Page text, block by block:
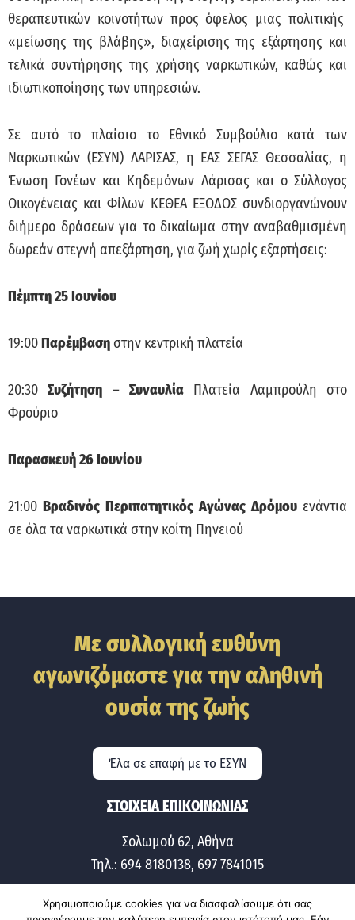
θεραπευτικών κοινοτήτων προς όφελος μιας πολιτικής
«μείωσης της βλάβης», διαχείρισης της εξάρτησης και
τελικά συντήρησης της χρήσης ναρκωτικών, καθώς και
ιδιωτικοποίησης των υπηρεσιών.
Σε αυτό το πλαίσιο το Εθνικό Συμβούλιο κατά των
Ναρκωτικών (ΕΣΥΝ) ΛΑΡΙΣΑΣ, η ΕΑΣ ΣΕΓΑΣ Θεσσαλίας, η
Ένωση Γονέων και Κηδεμόνων Λάρισας και ο Σύλλογος
Οικογένειας και Φίλων ΚΕΘΕΑ ΕΞΟΔΟΣ συνδιοργανώνουν
διήμερο δράσεων για το δικαίωμα στην αναβαθμισμένη
δωρεάν στεγνή απεξάρτηση, για ζωή χωρίς εξαρτήσεις:
Πέμπτη 25 Ιουνίου
19:00Παρέμβαση στην κεντρική πλατεία
20:30Συζήτηση – Συναυλία Πλατεία Λαμπρούλη στο
Φρούριο
Παρασκευή 26 Ιουνίου
21:00 Βραδινός Περιπατητικός Αγώνας Δρόμου ενάντια
σε όλα τα ναρκωτικά στην κοίτη Πηνειού
Με συλλογική ευθύνη
αγωνιζόμαστε για την αληθινή
ουσία της ζωής
Έλα σε επαφή με το ΕΣΥΝ
ΣΤΟΙΧΕΙΑ ΕΠΙΚΟΙΝΩΝΙΑΣ
Σολωμού 62, Αθήνα
Τηλ.: 694 8180138, 697 7841015
Χρησιμοποιούμε cookies για να διασφαλίσουμε ότι σας